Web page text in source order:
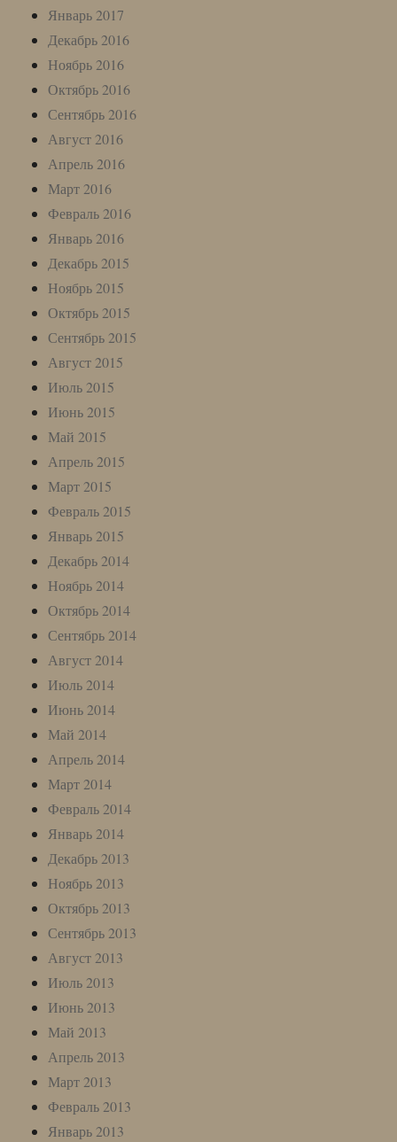
Январь 2017
Декабрь 2016
Ноябрь 2016
Октябрь 2016
Сентябрь 2016
Август 2016
Апрель 2016
Март 2016
Февраль 2016
Январь 2016
Декабрь 2015
Ноябрь 2015
Октябрь 2015
Сентябрь 2015
Август 2015
Июль 2015
Июнь 2015
Май 2015
Апрель 2015
Март 2015
Февраль 2015
Январь 2015
Декабрь 2014
Ноябрь 2014
Октябрь 2014
Сентябрь 2014
Август 2014
Июль 2014
Июнь 2014
Май 2014
Апрель 2014
Март 2014
Февраль 2014
Январь 2014
Декабрь 2013
Ноябрь 2013
Октябрь 2013
Сентябрь 2013
Август 2013
Июль 2013
Июнь 2013
Май 2013
Апрель 2013
Март 2013
Февраль 2013
Январь 2013